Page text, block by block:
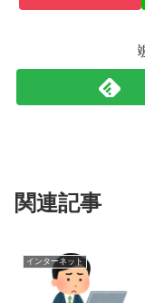
関連記事
インターネット